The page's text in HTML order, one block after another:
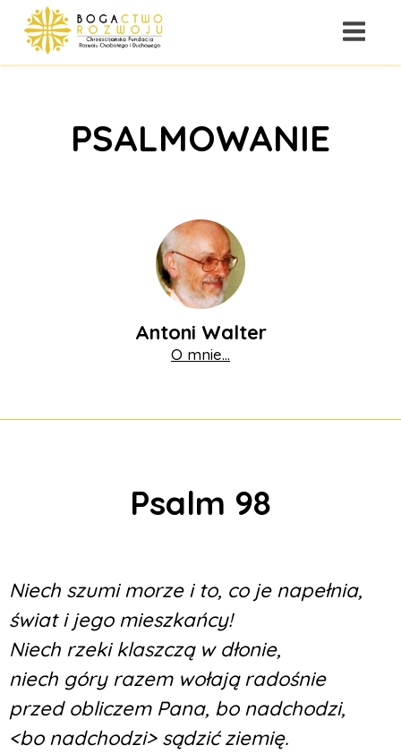
PSALMOWANIE
Antoni Walter
O mnie...
Psalm 98
Niech szumi morze i to, co je napełnia,
świat i jego mieszkańcy!
Niech rzeki klaszczą w dłonie,
niech góry razem wołają radośnie
przed obliczem Pana, bo nadchodzi,
<bo nadchodzi> sądzić ziemię.